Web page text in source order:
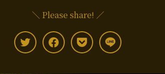
＼ Please share! ／